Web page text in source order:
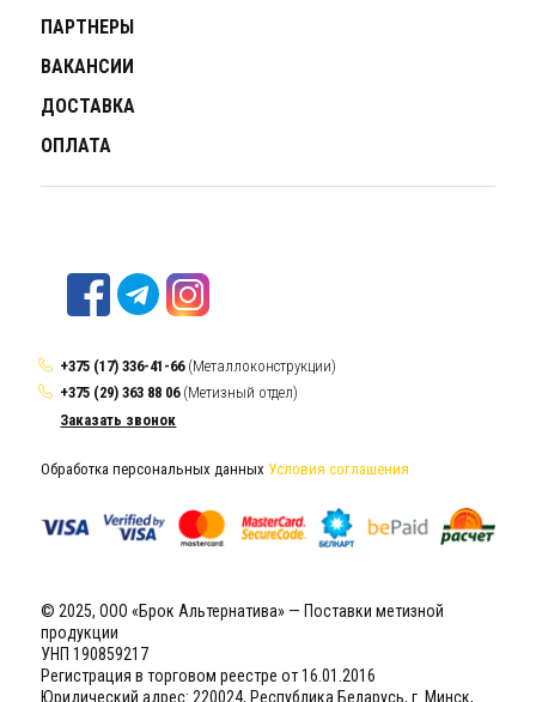
ПАРТНЕРЫ
ВАКАНСИИ
ДОСТАВКА
ОПЛАТА
+375 (17) 336-41-66 (Металлоконструкции)
+375 (29) 363 88 06(Метизный отдел)
Заказать звонок
Обработка персональных данных Условия соглашения
© 2025, ООО «Брок Альтернатива» — Поставки метизной
продукции
УНП 190859217
Регистрация в торговом реестре от 16.01.2016
Юридический адрес: 220024, Республика Беларусь, г. Минск,